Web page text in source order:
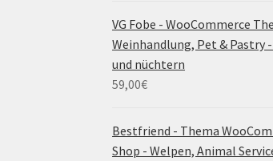
VG Fobe - WooCommerce
Weinhandlung, Pet & Pastry
und nüchtern
59,00€
Bestfriend - Thema
Shop - Welpen, Animal